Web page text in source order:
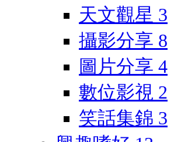
天文觀星 3
攝影分享 8
圖片分享 4
數位影視 2
笑話集錦 3